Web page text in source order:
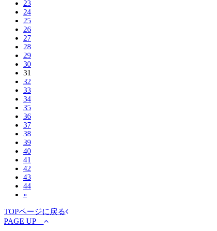
23
24
25
26
27
28
29
30
31
32
33
34
35
36
37
38
39
40
41
42
43
44
»
TOPページに戻る
PAGE UP